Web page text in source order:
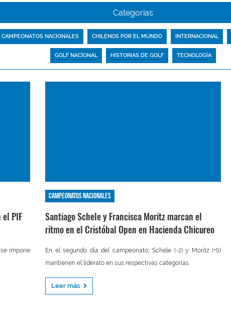
Categorías
CAMPEONATOS NACIONALES CHILENOS POR EL MUNDO INTERNACIONAL
GOLF NACIONAL HISTORIAS DE GOLF TECNOLOGÍA
PIF
impone
Campeonatos nacionales
Santiago Schele y Francisca Moritz marcan el
ritmo en el Cristóbal Open en Hacienda Chicureo
En el segundo día del campeonato, Schele (-2) y Moritz (+5)
mantienen el liderato en sus respectivas categorías.
Leer más